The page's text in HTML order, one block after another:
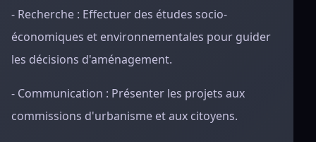
- Recherche : Effectuer des études socio-
économiques et environnementales pour guider
les décisions d'aménagement.
- Communication : Présenter les projets aux
commissions d'urbanisme et aux citoyens.